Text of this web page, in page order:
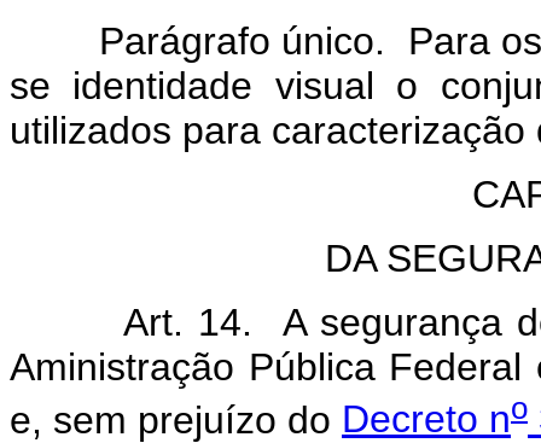
Parágrafo único. Para os
se identidade visual o
utilizados para
DA
Art. 14. A segurança
Aministração Pública
e, sem prejuízo do Decreto no